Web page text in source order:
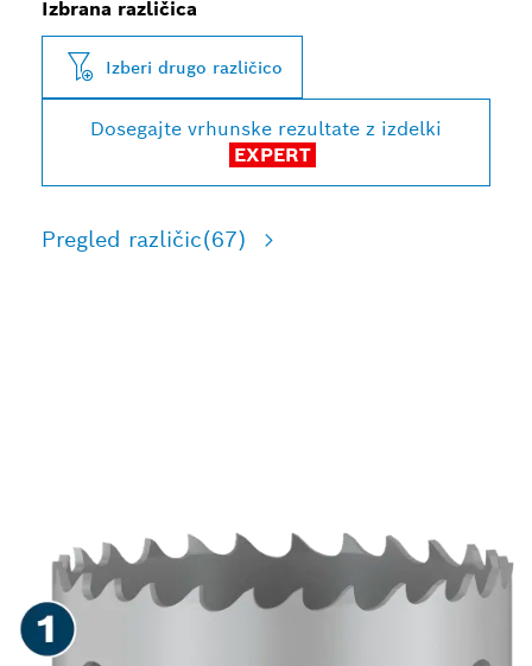
Izbrana različica
Izberi drugo različico
Dosegajte vrhunske rezultate z izdelki
EXPERT
Pregled različic(67)